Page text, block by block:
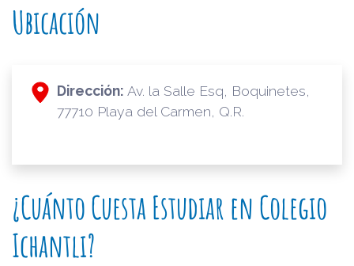
Ubicación
Dirección: Av. la Salle Esq, Boquinetes,
77710 Playa del Carmen, Q.R.
¿Cuánto Cuesta Estudiar en Colegio
Ichantli?